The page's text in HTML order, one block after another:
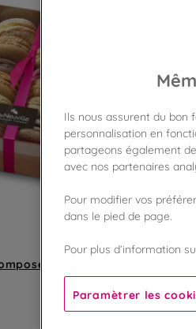
Ils nous assurent du bon
personnalisation en
partageons également
avec nos partenaires
Pour modifier vos
dans le pied de page.
Pour plus d’information
Paramètrer les